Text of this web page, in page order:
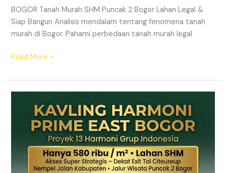
BOGOR Tanah Murah SHM Puncak 2 Bogor Lahan Legal &
Siap Bangun Analisis mendalam tentang fenomena tanah
murah di Bogor. Pahami perbedaan tanah murah legal
Read More »
Hanjawong
Puncak
Bogor